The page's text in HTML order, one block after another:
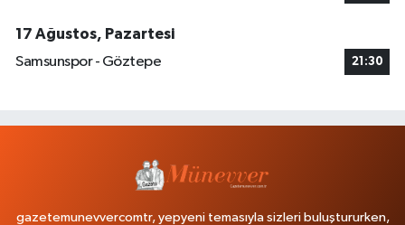
17 Ağustos, Pazartesi
Samsunspor - Göztepe
21:30
gazetemunevvercomtr, yepyeni temasıyla sizleri buluştururken,